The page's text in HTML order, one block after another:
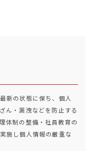
新の状態に保ち、個人
ん・漏洩などを防止する
体制の整備・社員教育の
施し個人情報の厳重な